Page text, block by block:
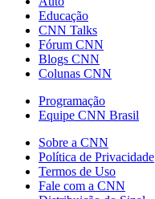
Educação
CNN Talks
Fórum CNN
Blogs CNN
Colunas CNN
Programação
Equipe CNN Brasil
Sobre a CNN
Política de Privacidade
Termos de Uso
Fale com a CNN